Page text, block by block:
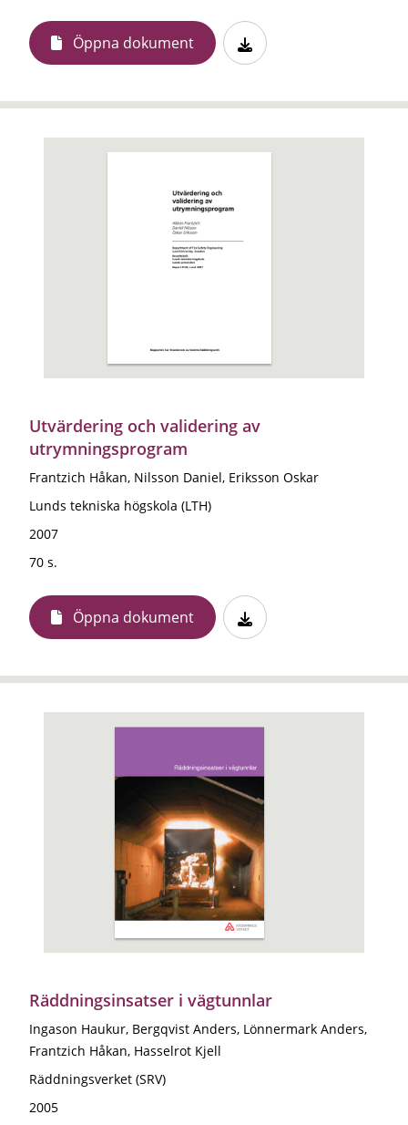
Öppna dokument
Utvärdering och validering av
utrymningsprogram
Frantzich Håkan, Nilsson Daniel, Eriksson Oskar
Lunds tekniska högskola (LTH)
2007
70 s.
Öppna dokument
Räddningsinsatser i vägtunnlar
Ingason Haukur, Bergqvist Anders, Lönnermark Anders,
Frantzich Håkan, Hasselrot Kjell
Räddningsverket (SRV)
2005